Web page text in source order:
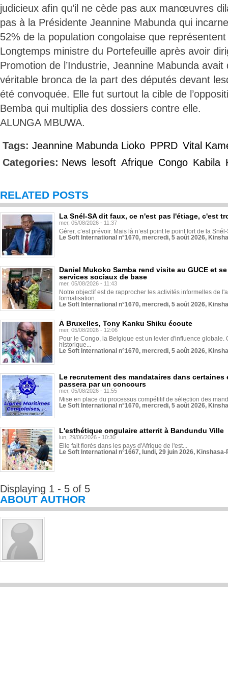
judicieux afin qu’il ne cède pas aux manœuvres
pas à la Présidente Jeannine Mabunda qui
52% de la population congolaise que
Longtemps ministre du Portefeuille après avoir
Promotion de l’Industrie, Jeannine Mabunda
véritable bronca de la part des députés devant
été convoquée. Elle fut surtout la cible de
Bemba qui multiplia des dossiers contre elle.
ALUNGA MBUWA.
Tags: Jeannine Mabunda Lioko PPRD Vital
Categories: News lesoft Afrique Congo Kabila
RELATED POSTS
La Snél-SA dit faux, ce n'est pas l'étiage, c'est
mer, 05/08/2026 - 11:37
Gérer, c’est prévoir. Mais là n’est point le point fort de la
Le Soft International n°1670, mercredi, 5 août 2026,
Daniel Mukoko Samba rend visite au GUCE et
services sociaux de base
mer, 05/08/2026 - 11:43
Notre objectif est de rapprocher les activités informelles de
formalisation.
Le Soft International n°1670, mercredi, 5 août 2026,
À Bruxelles, Tony Kanku Shiku écoute
mer, 05/08/2026 - 12:06
Pour le Congo, la Belgique est un levier d'influence globale.
historique...
Le Soft International n°1670, mercredi, 5 août 2026,
Le recrutement des mandataires dans
passera par un concours
mer, 05/08/2026 - 11:55
Mise en place du processus compétitif de sélection des
Le Soft International n°1670, mercredi, 5 août 2026,
L'esthétique ongulaire atterrit à Bandundu Ville
lun, 29/06/2026 - 10:30
Elle fait florès dans les pays d'Afrique de l'est...
Le Soft International n°1667, lundi, 29 juin 2026,
Displaying 1 - 5 of 5
ABOUT AUTHOR